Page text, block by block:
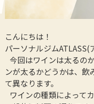
こんにちは！
パーソナルジムATLASS(
今回はワインは太るの
ンが太るかどうかは、
て異なります。
ワインの種類によって